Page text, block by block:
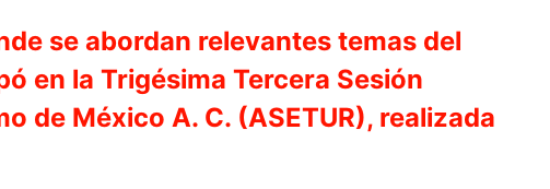
se abordan relevantes temas del
en la Trigésima Tercera Sesión
de México A. C. (ASETUR), realizada